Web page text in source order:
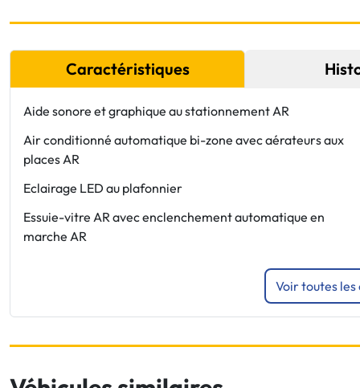
Caractéristiques
Aide sonore et graphique au stationnement AR
Air conditionné automatique bi-zone avec aérateurs aux
places AR
Eclairage LED au plafonnier
Essuie-vitre AR avec enclenchement automatique en
marche AR
Voir toutes